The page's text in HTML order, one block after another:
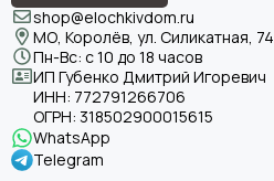
shop@elochkivdom.ru
МО, Королёв, ул. Силикатная, 74
Пн-Вс: с 10 до 18 часов
ИП Губенко Дмитрий Игоревич
ИНН: 772791266706
ОГРН: 318502900015615
WhatsApp
Telegram